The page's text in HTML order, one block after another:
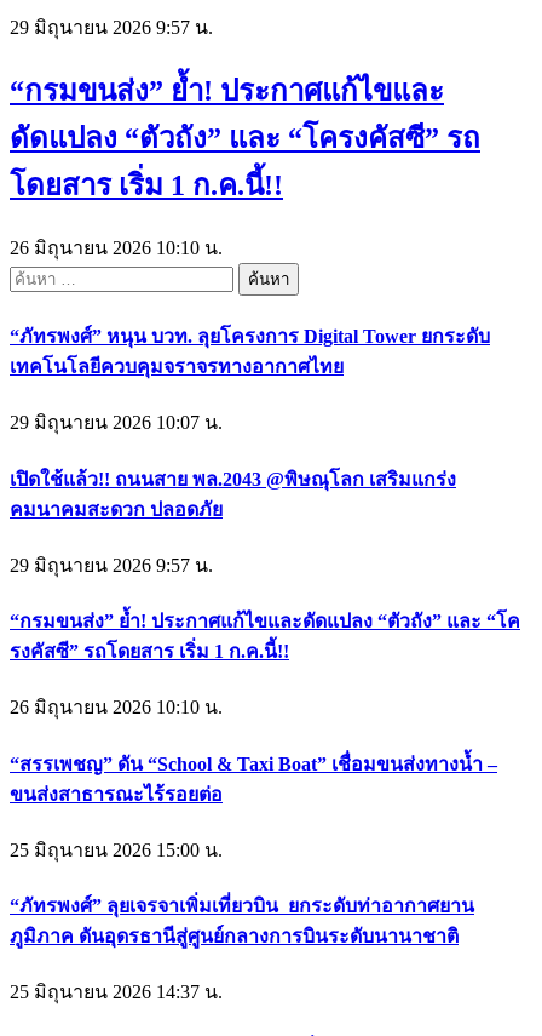
29 มิถุนายน 2026 9:57 น.
“กรมขนส่ง” ย้ำ! ประกาศแก้ไขและ
ดัดแปลง “ตัวถัง” และ “โครงคัสซี” รถ
โดยสาร เริ่ม 1 ก.ค.นี้!!
26 มิถุนายน 2026 10:10 น.
ค้นหา
“ภัทรพงศ์” หนุน บวท. ลุยโครงการ Digital Tower ยกระดับ
เทคโนโลยีควบคุมจราจรทางอากาศไทย
29 มิถุนายน 2026 10:07 น.
เปิดใช้แล้ว!! ถนนสาย พล.2043 @พิษณุโลก เสริมแกร่ง
คมนาคมสะดวก ปลอดภัย
29 มิถุนายน 2026 9:57 น.
“กรมขนส่ง” ย้ำ! ประกาศแก้ไขและดัดแปลง “ตัวถัง” และ “โค
รงคัสซี” รถโดยสาร เริ่ม 1 ก.ค.นี้!!
26 มิถุนายน 2026 10:10 น.
“สรรเพชญ” ดัน “School & Taxi Boat” เชื่อมขนส่งทางน้ำ –
ขนส่งสาธารณะไร้รอยต่อ
25 มิถุนายน 2026 15:00 น.
“ภัทรพงศ์” ลุยเจรจาเพิ่มเที่ยวบิน ยกระดับท่าอากาศยาน
ภูมิภาค ดันอุดรธานีสู่ศูนย์กลางการบินระดับนานาชาติ
25 มิถุนายน 2026 14:37 น.